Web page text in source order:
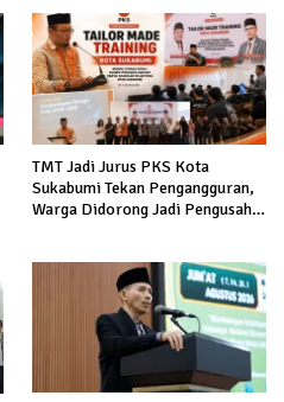
TMT Jadi Jurus PKS Kota
Sukabumi Tekan Pengangguran,
Warga Didorong Jadi Pengusaha